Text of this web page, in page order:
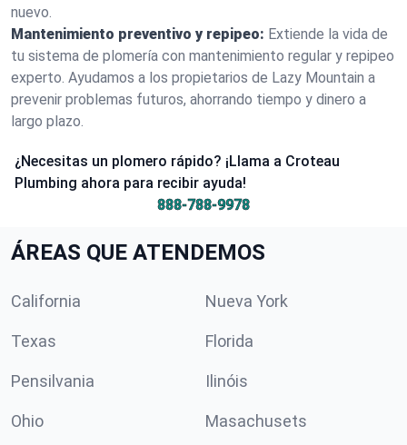
nuevo.
Mantenimiento preventivo y repipeo: Extiende la vida de
tu sistema de plomería con mantenimiento regular y repipeo
experto. Ayudamos a los propietarios de Lazy Mountain a
prevenir problemas futuros, ahorrando tiempo y dinero a
largo plazo.
¿Necesitas un plomero rápido? ¡Llama a Croteau
Plumbing ahora para recibir ayuda!
888-788-9978
ÁREAS QUE ATENDEMOS
California Nueva York
Texas Florida
Pensilvania Ilinóis
Ohio Masachusets